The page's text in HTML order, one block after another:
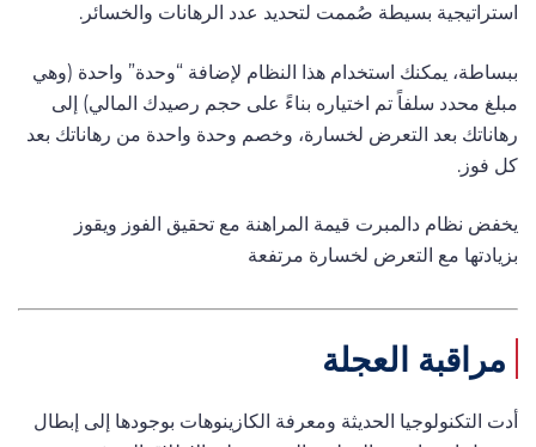
استراتيجية بسيطة صُممت لتحديد عدد الرهانات والخسائر.
ببساطة، يمكنك استخدام هذا النظام لإضافة “وحدة” واحدة (وهي
مبلغ محدد سلفاً تم اختياره بناءً على حجم رصيدك المالي) إلى
رهاناتك بعد التعرض لخسارة، وخصم وحدة واحدة من رهاناتك بعد
كل فوز.
يخفض نظام دالمبرت قيمة المراهنة مع تحقيق الفوز ويقوز
بزيادتها مع التعرض لخسارة مرتفعة
مراقبة العجلة
أدت التكنولوجيا الحديثة ومعرفة الكازينوهات بوجودها إلى إبطال